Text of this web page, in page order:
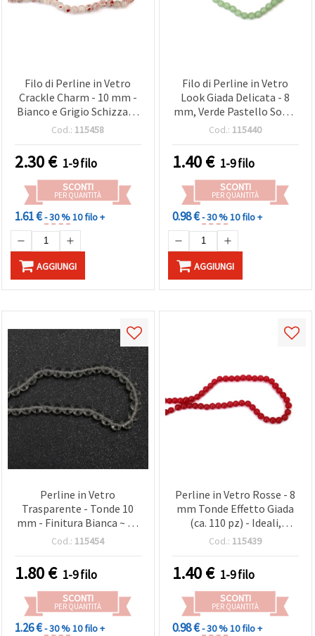
Filo di Perline in Vetro
Crackle Charm - 10 mm -
Bianco e Grigio Schizzato
con Accenti Rossi e
85 pz - Ideali, e Progetti
Decorativi
Cod.: 115458
2.30€ 1-9 filo
SCONTI
PER QUANTITÀ
1.61 €- 30 %10 filo +
AGGIUNGI
Filo di Perline in Vetro
Look Giada Delicata - 8
mm, Verde Pastello Soft ~
110 pz - Ideali, e Creazioni
Cod.: 115440
1.40€ 1-9 filo
SCONTI
PER QUANTITÀ
0.98 €- 30 %10 filo +
AGGIUNGI
Perline in Vetro
Trasparente - Tonde 10
mm - Finitura Bianca ~ 80
pz - Ideali, Decorazioni &,
Cod.: 115454
1.80€ 1-9 filo
SCONTI
PER QUANTITÀ
1.26 €- 30 %10 filo +
Perline in Vetro Rosse - 8
mm Tonde Effetto Giada
(ca. 110 pz) - Ideali,
Gioielli
Cod.: 115439
1.40€ 1-9 filo
SCONTI
PER QUANTITÀ
0.98 €- 30 %10 filo +